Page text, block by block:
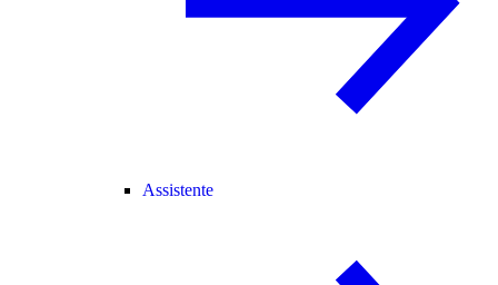
Assistente